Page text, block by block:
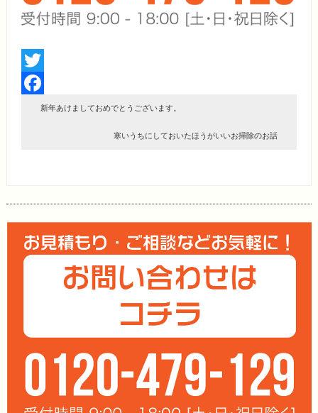
Twitter
Facebook
新年あけましておめでとうございます。
寒いうちにしておいたほうがいいお掃除のお話